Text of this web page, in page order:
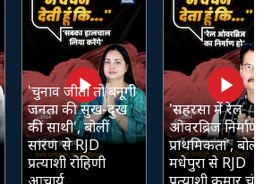
'चुनाव जीती तो बनूंगी
जनता की सुख-दुख
की साथी', बोलीं
सारण से RJD
प्रत्याशी रोहिणी
'सहरसा में रेल
ओवरब्रिज निर्माण
प्राथमिकता', बोले
मधेपुरा से RJD